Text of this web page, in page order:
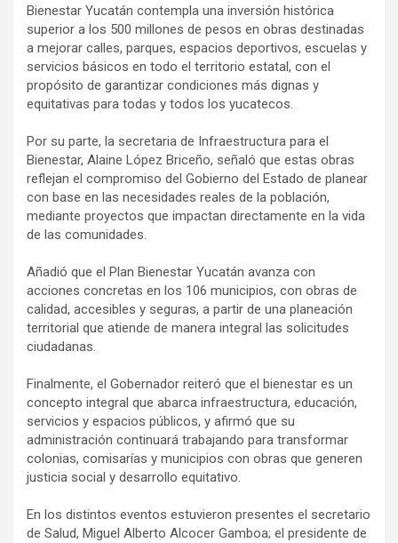
Bienestar Yucatán contempla una inversión histórica
superior a los 500 millones de pesos en obras destinadas
a mejorar calles, parques, espacios deportivos, escuelas y
servicios básicos en todo el territorio estatal, con el
propósito de garantizar condiciones más dignas y
equitativas para todas y todos los yucatecos.
Por su parte, la secretaria de Infraestructura para el
Bienestar, Alaine López Briceño, señaló que estas obras
reflejan el compromiso del Gobierno del Estado de planear
con base en las necesidades reales de la población,
mediante proyectos que impactan directamente en la vida
de las comunidades.
Añadió que el Plan Bienestar Yucatán avanza con
acciones concretas en los 106 municipios, con obras de
calidad, accesibles y seguras, a partir de una planeación
territorial que atiende de manera integral las solicitudes
ciudadanas.
Finalmente, el Gobernador reiteró que el bienestar es un
concepto integral que abarca infraestructura, educación,
servicios y espacios públicos, y afirmó que su
administración continuará trabajando para transformar
colonias, comisarías y municipios con obras que generen
justicia social y desarrollo equitativo.
En los distintos eventos estuvieron presentes el secretario
de Salud, Miguel Alberto Alcocer Gamboa; el presidente de